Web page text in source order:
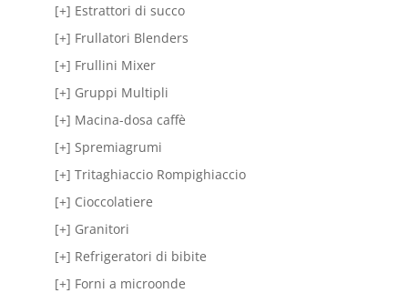
[+] Estrattori di succo
[+] Frullatori Blenders
[+] Frullini Mixer
[+] Gruppi Multipli
[+] Macina-dosa caffè
[+] Spremiagrumi
[+] Tritaghiaccio Rompighiaccio
[+] Cioccolatiere
[+] Granitori
[+] Refrigeratori di bibite
[+] Forni a microonde